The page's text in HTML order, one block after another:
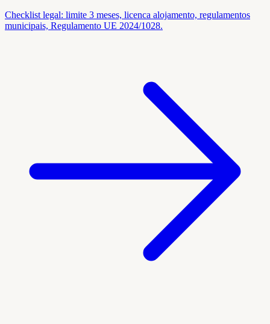
Checklist legal: limite 3 meses, licenca alojamento, regulamentos
municipais, Regulamento UE 2024/1028.